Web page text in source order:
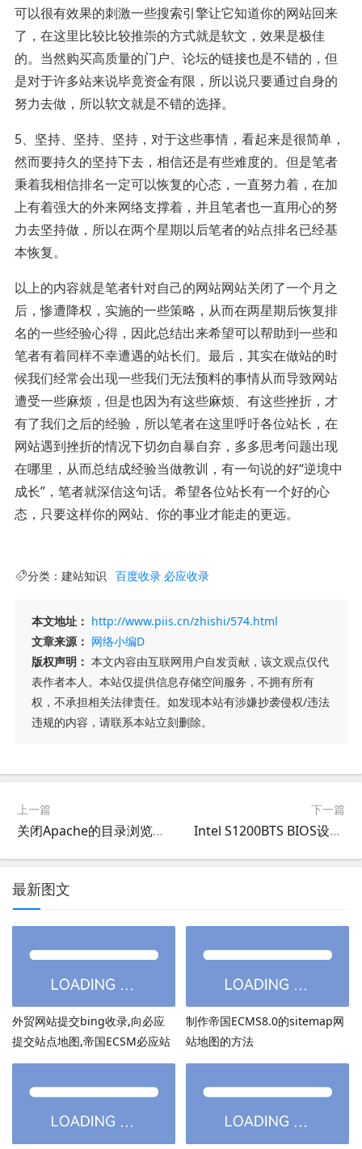
可以很有效果的刺激一些搜索引擎让它知道你的网站回来
了，在这里比较比较推崇的方式就是软文，效果是极佳
的。当然购买高质量的门户、论坛的链接也是不错的，但
是对于许多站来说毕竟资金有限，所以说只要通过自身的
努力去做，所以软文就是不错的选择。
5、坚持、坚持、坚持，对于这些事情，看起来是很简单，
然而要持久的坚持下去，相信还是有些难度的。但是笔者
秉着我相信排名一定可以恢复的心态，一直努力着，在加
上有着强大的外来网络支撑着，并且笔者也一直用心的努
力去坚持做，所以在两个星期以后笔者的站点排名已经基
本恢复。
以上的内容就是笔者针对自己的网站网站关闭了一个月之
后，惨遭降权，实施的一些策略，从而在两星期后恢复排
名的一些经验心得，因此总结出来希望可以帮助到一些和
笔者有着同样不幸遭遇的站长们。最后，其实在做站的时
候我们经常会出现一些我们无法预料的事情从而导致网站
遭受一些麻烦，但是也因为有这些麻烦、有这些挫折，才
有了我们之后的经验，所以笔者在这里呼吁各位站长，在
网站遇到挫折的情况下切勿自暴自弃，多多思考问题出现
在哪里，从而总结成经验当做教训，有一句说的好“逆境中
成长”，笔者就深信这句话。希望各位站长有一个好的心
态，只要这样你的网站、你的事业才能走的更远。
分类： 建站知识 百度收录 必应收录
本文地址： http://www.piis.cn/zhishi/574.html
文章来源： 网络小编D
版权声明： 本文内容由互联网用户自发贡献，该文观点仅代
表作者本人。本站仅提供信息存储空间服务，不拥有所有
权，不承担相关法律责任。如发现本站有涉嫌抄袭侵权/违法
违规的内容，请联系本站立刻删除。
上一篇
关闭Apache的目录浏览功能
下一篇
Intel S1200BTS BIOS设置，Intel S1200BTS阵列设置教程，Intel S1200BTS raid教程
最新图文
外贸网站提交bing收录,向必应
提交站点地图,帝国ECSM必应站
点图sitemap提交
制作帝国ECMS8.0的sitemap网
站地图的方法